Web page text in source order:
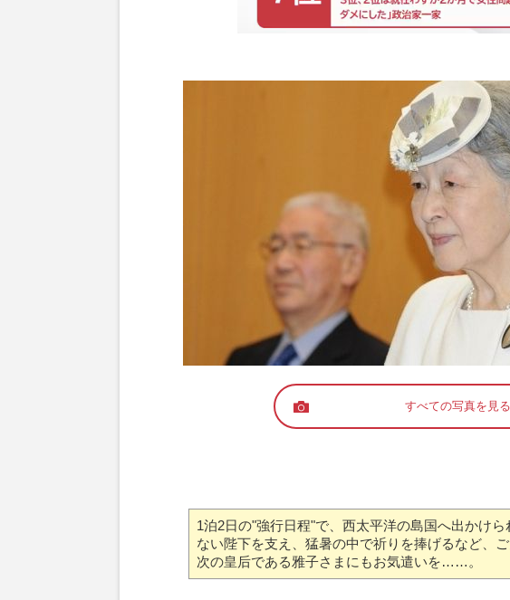
すべての写真を見る
1泊2日の"強行日程"で、西太平洋の島国へ出かけ
ない陛下を支え、猛暑の中で祈りを捧げるなど、
次の皇后である雅子さまにもお気遣いを……。